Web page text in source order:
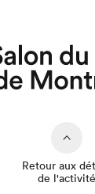
Que
Retour aux
de l'activité